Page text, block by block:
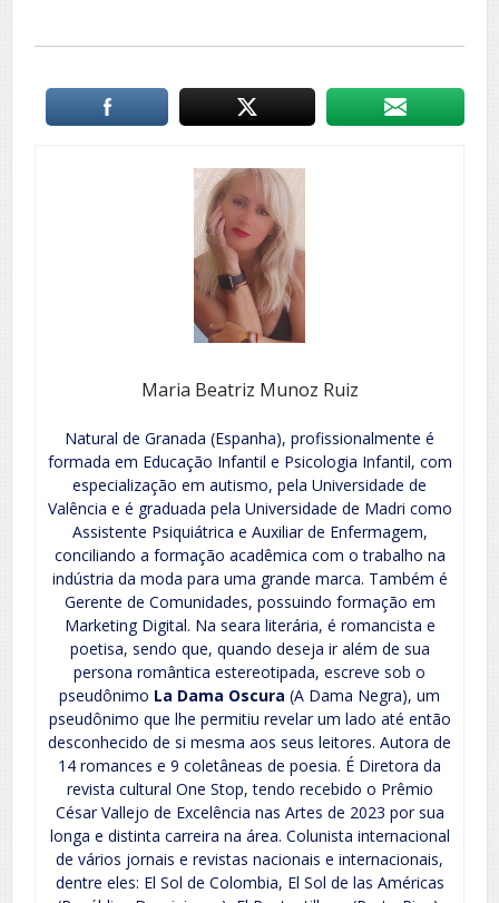
Maria Beatriz Munoz Ruiz
Natural de Granada (Espanha), profissionalmente é
formada em Educação Infantil e Psicologia Infantil, com
especialização em autismo, pela Universidade de
Valência e é graduada pela Universidade de Madri como
Assistente Psiquiátrica e Auxiliar de Enfermagem,
conciliando a formação acadêmica com o trabalho na
indústria da moda para uma grande marca. Também é
Gerente de Comunidades, possuindo formação em
Marketing Digital. Na seara literária, é romancista e
poetisa, sendo que, quando deseja ir além de sua
persona romântica estereotipada, escreve sob o
pseudônimo La Dama Oscura (A Dama Negra), um
pseudônimo que lhe permitiu revelar um lado até então
desconhecido de si mesma aos seus leitores. Autora de
14 romances e 9 coletâneas de poesia. É Diretora da
revista cultural One Stop, tendo recebido o Prêmio
César Vallejo de Excelência nas Artes de 2023 por sua
longa e distinta carreira na área. Colunista internacional
de vários jornais e revistas nacionais e internacionais,
dentre eles: El Sol de Colombia, El Sol de las Américas